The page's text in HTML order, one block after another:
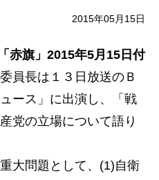
2015年05月15日
「赤旗」2015年5月15日付
員長は１３日放送のＢ
ース」に出演し、「戦
党の立場について語り
大問題として、(1)自衛